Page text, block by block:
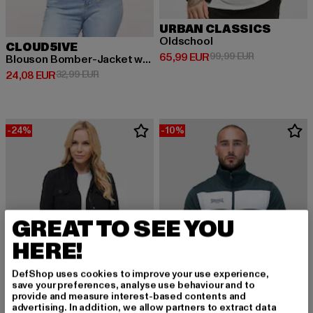
CLOUD5IVE
Blouson Bomber-Jacket with leo print
24,08 EUR
Derzeitiger Preis: 24,08 EUR
32,99 EURAktionspreis: 32,99 EUR
URBAN CLASSICS
Oldschool
65,99 EUR
Derzeitiger Preis: 65,99 EUR
99,99 EURAktionspreis:
-24% -10%
GREAT TO SEE YOU
HERE!
DefShop uses cookies to improve your use experience,
save your preferences, analyse use behaviour and to
provide and measure interest-based contents and
advertising. In addition, we allow partners to extract data